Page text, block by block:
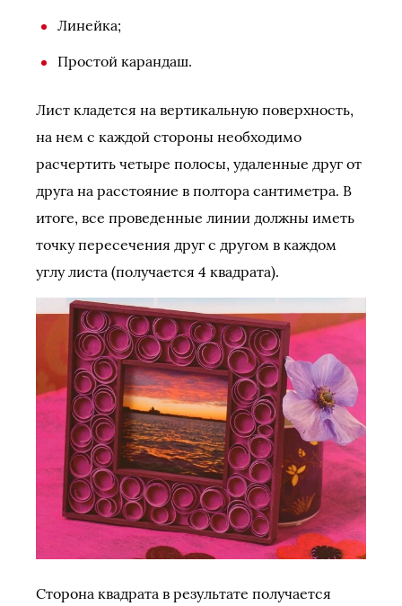
Линейка;
Простой карандаш.
Лист кладется на вертикальную поверхность,
на нем с каждой стороны необходимо
расчертить четыре полосы, удаленные друг от
друга на расстояние в полтора сантиметра. В
итоге, все проведенные линии должны иметь
точку пересечения друг с другом в каждом
углу листа (получается 4 квадрата).
Сторона квадрата в результате получается